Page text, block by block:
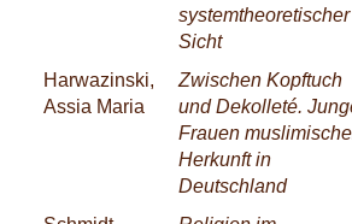
systemtheoretischer
Sicht
Harwazinski,
Assia Maria
Zwischen Kopftuch
und Dekolleté.
Frauen
Herkunft in
Deutschland